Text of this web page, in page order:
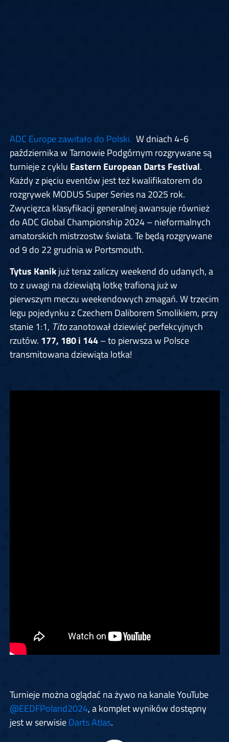
ADC Europe zawitało do Polski. W dniach 4-6
października w Tarnowie Podgórnym rozgrywane są
turnieje z cyklu Eastern European Darts Festival.
Każdy z pięciu eventów jest też kwalifikatorem do
rozgrywek MODUS Super Series na 2025 rok.
Zwycięzca klasyfikacji generalnej awansuje również
do ADC Global Championship 2024 – nieformalnych
amatorskich mistrzostw świata. Te będą rozgrywane
od 9 do 22 grudnia w Portsmouth.
Tytus Kanikjuż teraz zaliczy weekend do udanych, a
to z uwagi na dziewiątą lotkę trafioną już w
pierwszym meczu weekendowych zmagań. W trzecim
legu pojedynku z Czechem Daliborem Smolikiem, przy
stanie 1:1, Titozanotował dziewięć perfekcyjnych
rzutów. 177, 180 i 144– to pierwsza w Polsce
transmitowana dziewiąta lotka!
Turnieje można oglądać na żywo na kanale YouTube
@EEDFPoland2024, a komplet wyników dostępny
jest w serwisieDarts Atlas.